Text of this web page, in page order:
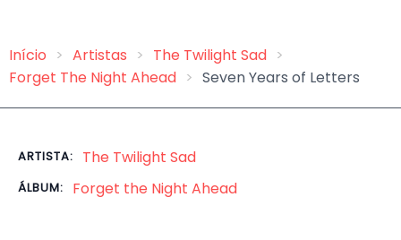
Trilha
Início Artistas
The Twilight Sad
Forget The Night Ahead
Seven Years of Letters
ARTISTA: The Twilight Sad
ÁLBUM: Forget the Night Ahead